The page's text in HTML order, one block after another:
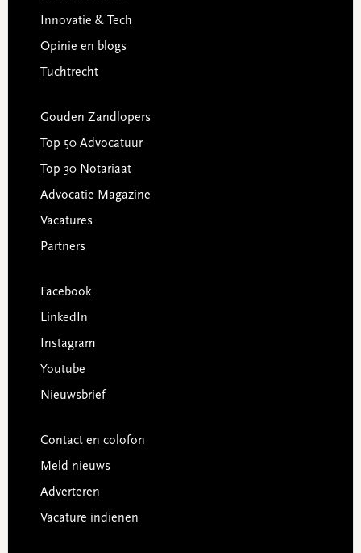
Innovatie & Tech
Opinie en blogs
Tuchtrecht
Gouden Zandlopers
Top 50 Advocatuur
Top 30 Notariaat
Advocatie Magazine
Vacatures
Partners
Facebook
LinkedIn
Instagram
Youtube
Nieuwsbrief
Contact en colofon
Meld nieuws
Adverteren
Vacature indienen